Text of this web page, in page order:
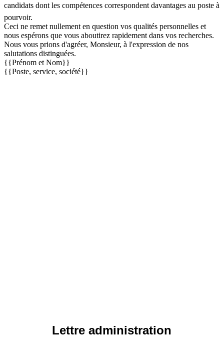
candidats dont les compétences correspondent davantages au poste à
pourvoir.
Ceci ne remet nullement en question vos qualités personnelles et
nous espérons que vous aboutirez rapidement dans vos recherches.
Nous vous prions d'agréer, Monsieur, à l'expression de nos
salutations distinguées.
{{Prénom et Nom}}
{{Poste, service, société}}
Lettre administration